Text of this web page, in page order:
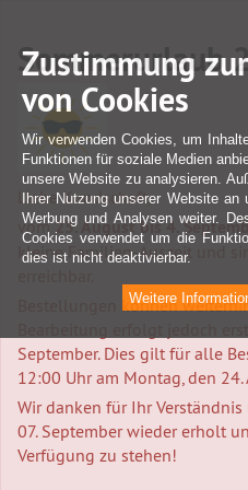
Sommerurlaub
Liebe Kundschaft,
vom25. August bis 4.
kleine Familien-Auszeit und
Bestellungen können
September. Dies gilt für alle
12:00 Uhr am Montag, den
Wir danken für Ihr
07. September wieder erholt
Verfügung zu stehen!
Zustimmung
von Cookies
Wir verwenden Cookies, um
Funktionen für soziale Medien
unsere Website zu analysieren.
Ihrer Nutzung unserer Website
Werbung und Analysen weiter.
Cookies verwendet um die
dies ist nicht deaktivierbar.
Weitere